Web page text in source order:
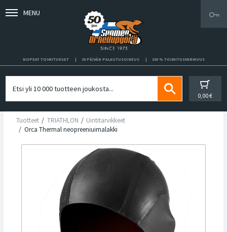
MENU
NOPEAT TOIMITUKSET 30 PÄIVÄN PALAUTUSOIKEUS 100 % TOIMITUSVARMUUS
0,00 €
Tuotteet TRIATHLON
Uintitarvikkeet
Orca Thermal neopreeniuimalakki